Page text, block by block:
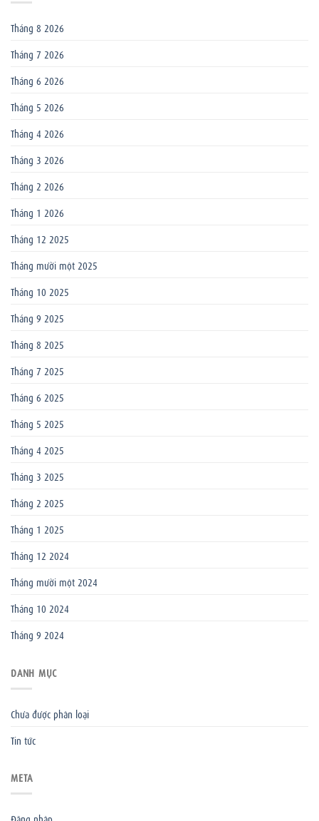
Tháng 8 2026
Tháng 7 2026
Tháng 6 2026
Tháng 5 2026
Tháng 4 2026
Tháng 3 2026
Tháng 2 2026
Tháng 1 2026
Tháng 12 2025
Tháng mười một 2025
Tháng 10 2025
Tháng 9 2025
Tháng 8 2025
Tháng 7 2025
Tháng 6 2025
Tháng 5 2025
Tháng 4 2025
Tháng 3 2025
Tháng 2 2025
Tháng 1 2025
Tháng 12 2024
Tháng mười một 2024
Tháng 10 2024
Tháng 9 2024
DANH MỤC
Chưa được phân loại
Tin tức
META